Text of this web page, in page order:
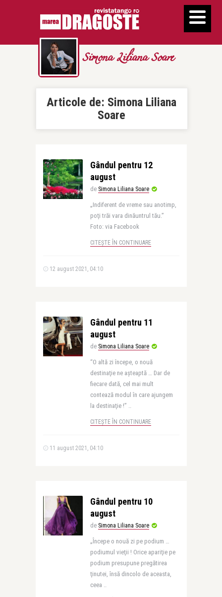
Simona Liliana Soare
Articole de: Simona Liliana
Soare
Gândul pentru 12
august
de Simona Liliana Soare
„Indiferent de vreme sau anotimp,
poţi trăi vara dinăuntrul tău.”
Foto: via Facebook
CITEȘTE ÎN CONTINUARE
12 august 2021, 04:10
Gândul pentru 11
august
de Simona Liliana Soare
“O altă zi începe, o nouă
destinaţie ne aşteaptă … Dar de
fiecare dată, cel mai mult
contează modul în care ajungem
la destinaţie !” ..
CITEȘTE ÎN CONTINUARE
11 august 2021, 04:10
Gândul pentru 10
august
de Simona Liliana Soare
„Începe o nouă zi pe podium …
podiumul vieţii ! Orice apariţie pe
podium presupune pregătirea
ţinutei, însă dincolo de aceasta,
ceea ..